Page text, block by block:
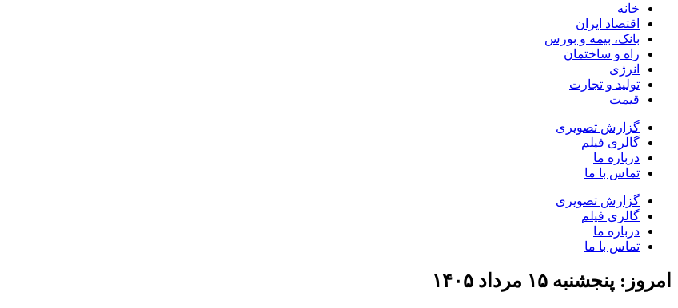
خانه
اقتصاد ایران
بانک، بیمه و بورس
راه و ساختمان
انرژی
تولید و تجارت
قیمت
گزارش تصویری
گالری فیلم
درباره ما
تماس با ما
گزارش تصویری
گالری فیلم
درباره ما
تماس با ما
امروز: پنجشنبه ۱۵ مرداد ۱۴۰۵